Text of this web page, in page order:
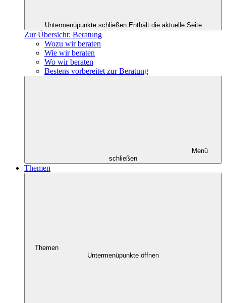
Untermenüpunkte schließen Enthält die aktuelle Seite
Zur Übersicht: Beratung
Wozu wir beraten
Wie wir beraten
Wo wir beraten
Bestens vorbereitet zur Beratung
Menü
schließen
Themen
Themen
Untermenüpunkte öffnen